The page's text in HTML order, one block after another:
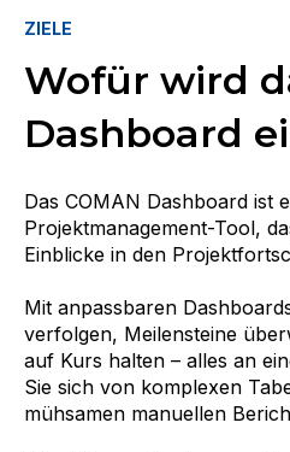
ZIELE
Wofür wird
Dashboard
Das COMAN Dashboard ist
Projektmanagement-Tool,
Einblicke in den
Mit anpassbaren
verfolgen, Meilensteine
auf Kurs halten – alles an
Sie sich von komplexen
mühsamen manuellen